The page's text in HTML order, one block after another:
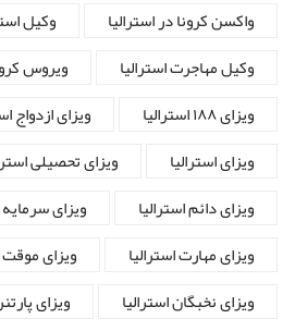
واکسن کرونا در استرالیا
وکیل
وکیل مهاجرت استرالیا
ویروس
ویزای ۱۸۸ استرالیا
ویزای ازدواج
ویزای استرالیا
ویزای تحصیلی
ویزای دائم استرالیا
ویزای سرمایه
ویزای مهارت استرالیا
ویزای موقت
ویزای نخبگان استرالیا
ویزای